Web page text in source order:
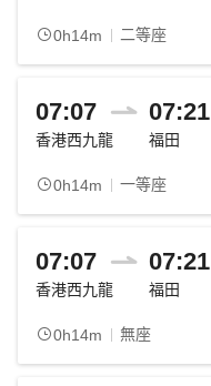
0h14m 二等座
07:07 07:21
香港西九龍 福田
0h14m 一等座
07:07 07:21
香港西九龍 福田
0h14m 無座